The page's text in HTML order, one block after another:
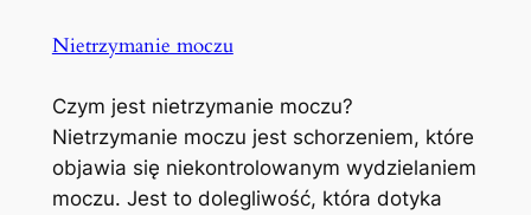
Nietrzymanie moczu
Czym jest nietrzymanie moczu?
Nietrzymanie moczu jest schorzeniem, które
objawia się niekontrolowanym wydzielaniem
moczu. Jest to dolegliwość, która dotyka